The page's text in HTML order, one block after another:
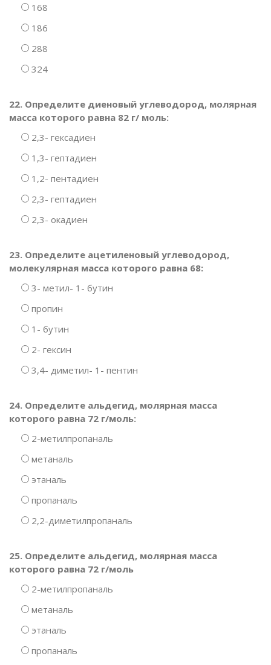
168
186
288
324
22. Определите диеновый углеводород, молярная
масса которого равна 82 г/ моль:
2,3- гексадиен
1,3- гептадиен
1,2- пентадиен
2,3- гептадиен
2,3- окадиен
23. Определите ацетиленовый углеводород,
молекулярная масса которого равна 68:
3- метил- 1- бутин
пропин
1- бутин
2- гексин
3,4- диметил- 1- пентин
24. Определите альдегид, молярная масса
которого равна 72 г/моль:
2-метилпропаналь
метаналь
этаналь
пропаналь
2,2-диметилпропаналь
25. Определите альдегид, молярная масса
которого равна 72 г/моль
2-метилпропаналь
метаналь
этаналь
пропаналь